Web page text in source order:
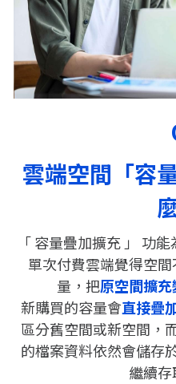
Australia
Malaysia
New Zealand
日本
雲端空間「容
「 容量疊加擴充 」 功
單次付費雲端覺得空
量，把原空間擴
新購買的容量會直接疊
區分舊空間或新空間，
的檔案資料依然會儲存
繼續存